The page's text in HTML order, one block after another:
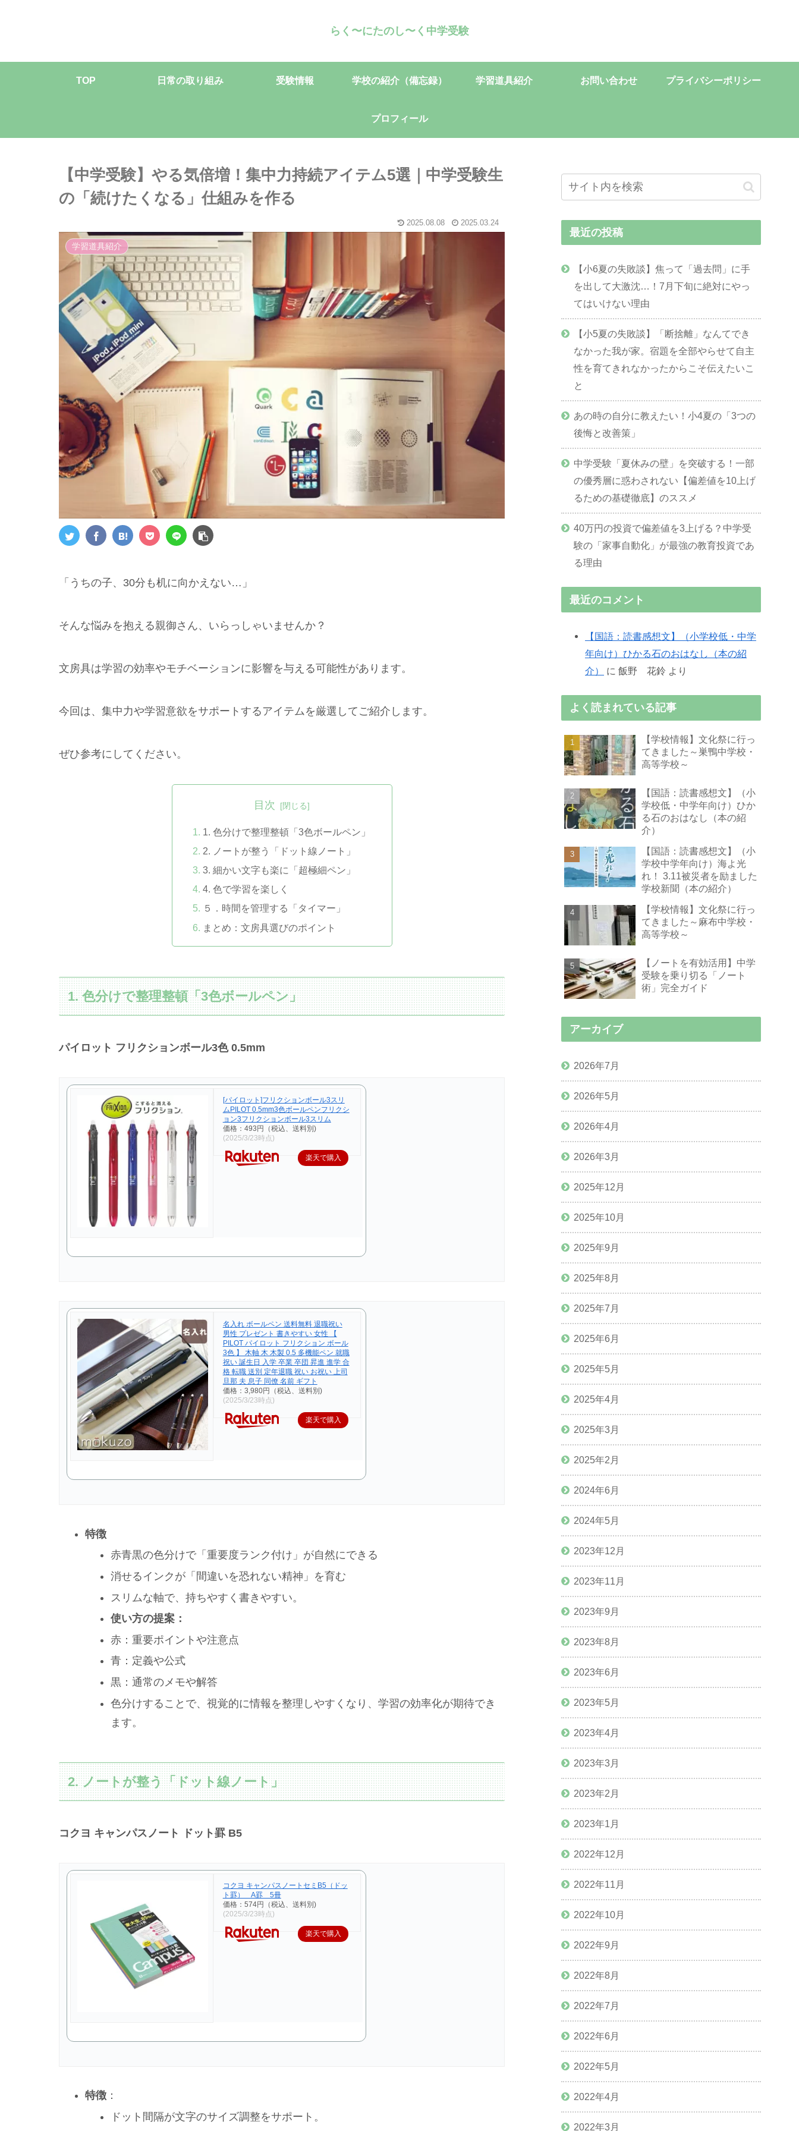
らく〜にたのし〜く中学受験
TOP 日常の取り組み 受験情報 学校の紹介（備忘録） 学習道具紹介 お問い合わせ プライバシーポリシー
プロフィール
【中学受験】やる気倍増！集中力持続アイテム5選｜中学受験生
の「続けたくなる」仕組みを作る
2025.08.08 2025.03.24
学習道具紹介
「うちの子、30分も机に向かえない…」
そんな悩みを抱える親御さん、いらっしゃいませんか？
文房具は学習の効率やモチベーションに影響を与える可能性があります。
今回は、集中力や学習意欲をサポートするアイテムを厳選してご紹介します。
ぜひ参考にしてください。
目次
1. 色分けで整理整頓「3色ボールペン」
2. ノートが整う「ドット線ノート」
3. 細かい文字も楽に「超極細ペン」
4. 色で学習を楽しく
５．時間を管理する「タイマー」
まとめ：文房具選びのポイント
1. 色分けで整理整頓「3色ボールペン」
パイロット フリクションボール3色 0.5mm
[パイロット]フリクションボール3スリ
ムPILOT 0.5mm3色ボールペンフリクシ
ョン3フリクションボール3スリム
価格：493円（税込、送料別)
(2025/3/23時点)
楽天で購入
名入れ ボールペン 送料無料 退職祝い
男性 プレゼント 書きやすい 女性 【
PILOT パイロット フリクション ボール
3色 】 木軸 木 木製 0.5 多機能ペン 就職
祝い 誕生日 入学 卒業 卒団 昇進 進学 合
格 転職 送別 定年退職 祝い お祝い 上司
旦那 夫 息子 同僚 名前 ギフト
価格：3,980円（税込、送料別)
(2025/3/23時点)
楽天で購入
特徴
赤青黒の色分けで「重要度ランク付け」が自然にできる
消せるインクが「間違いを恐れない精神」を育む
スリムな軸で、持ちやすく書きやすい。
使い方の提案：
赤：重要ポイントや注意点
青：定義や公式
黒：通常のメモや解答
色分けすることで、視覚的に情報を整理しやすくなり、学習の効率化が期待でき
ます。
2. ノートが整う「ドット線ノート」
コクヨ キャンパスノート ドット罫 B5
コクヨ キャンパスノートセミB5（ドッ
ト罫） A罫 5冊
価格：574円（税込、送料別)
(2025/3/23時点)
楽天で購入
特徴：
ドット間隔が文字のサイズ調整をサポート。
最近の投稿
【小6夏の失敗談】焦って「過去問」に手
を出して大激沈…！7月下旬に絶対にやっ
てはいけない理由
【小5夏の失敗談】「断捨離」なんてでき
なかった我が家。宿題を全部やらせて自主
性を育てきれなかったからこそ伝えたいこ
と
あの時の自分に教えたい！小4夏の「3つの
後悔と改善策」
中学受験「夏休みの壁」を突破する！一部
の優秀層に惑わされない【偏差値を10上げ
るための基礎徹底】のススメ
40万円の投資で偏差値を3上げる？中学受
験の「家事自動化」が最強の教育投資であ
る理由
最近のコメント
【国語：読書感想文】（小学校低・中学
年向け）ひかる石のおはなし（本の紹
介）
に 飯野 花鈴 より
よく読まれている記事
【学校情報】文化祭に行っ
てきました～巣鴨中学校・
高等学校～
【国語：読書感想文】（小
学校低・中学年向け）ひか
る石のおはなし（本の紹
介）
【国語：読書感想文】（小
学校中学年向け）海よ光
れ！ 3.11被災者を励ました
学校新聞（本の紹介）
【学校情報】文化祭に行っ
てきました～麻布中学校・
高等学校～
【ノートを有効活用】中学
受験を乗り切る「ノート
術」完全ガイド
アーカイブ
2026年7月
2026年5月
2026年4月
2026年3月
2025年12月
2025年10月
2025年9月
2025年8月
2025年7月
2025年6月
2025年5月
2025年4月
2025年3月
2025年2月
2024年6月
2024年5月
2023年12月
2023年11月
2023年9月
2023年8月
2023年6月
2023年5月
2023年4月
2023年3月
2023年2月
2023年1月
2022年12月
2022年11月
2022年10月
2022年9月
2022年8月
2022年7月
2022年6月
2022年5月
2022年4月
2022年3月